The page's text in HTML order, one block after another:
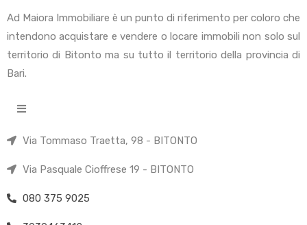
Ad Maiora Immobiliare è un punto di riferimento per coloro che
intendono acquistare e vendere o locare immobili non solo sul
territorio di Bitonto ma su tutto il territorio della provincia di
Bari.
Via Tommaso Traetta, 98 - BITONTO
Via Pasquale Cioffrese 19 - BITONTO
080 375 9025